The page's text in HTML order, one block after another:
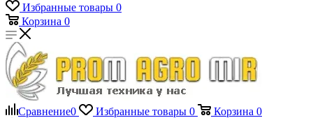
Избранные товары 0
Корзина 0
Сравнение0 Избранные товары 0 Корзина 0